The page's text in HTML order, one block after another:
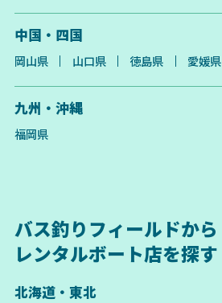
中国・四国
岡山県 山口県 徳島県 愛媛県
九州・沖縄
福岡県
バス釣りフィールドから
レンタルボート店を探す
北海道・東北